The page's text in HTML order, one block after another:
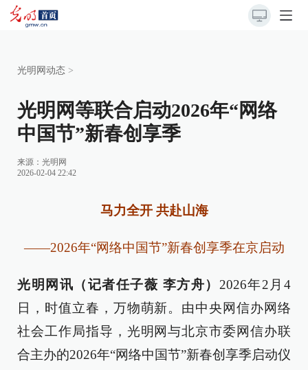
光明网动态 >
光明网等联合启动2026年“网络
中国节”新春创享季
来源： 光明网
2026-02-04 22:42
马力全开 共赴山海
——2026年“网络中国节”新春创享季在京启动
光明网讯（记者任子薇 李方舟） 2026年2月4
日，时值立春，万物萌新。由中央网信办网络
社会工作局指导，光明网与北京市委网信办联
合主办的2026年“网络中国节”新春创享季启动仪